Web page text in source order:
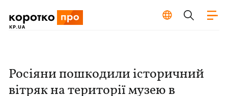
Росіяни пошкодили історичний
вітряк на території музею в